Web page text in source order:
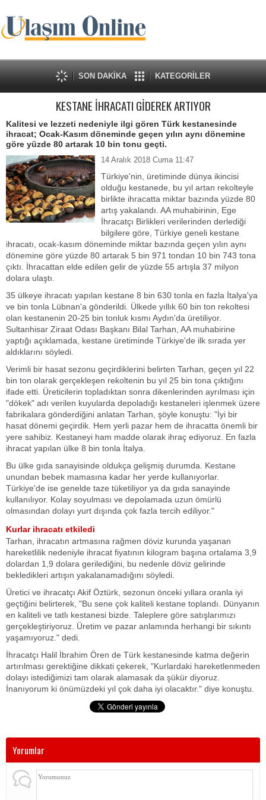
SON DAKİKA KATEGORİLER
KESTANE İHRACATI GİDEREK ARTIYOR
Kalitesi ve lezzeti nedeniyle ilgi gören Türk kestanesinde
ihracat; Ocak-Kasım döneminde geçen yılın aynı dönemine
göre yüzde 80 artarak 10 bin tonu geçti.
14 Aralık 2018 Cuma 11:47
Türkiye'nin, üretiminde dünya ikincisi
olduğu kestanede, bu yıl artan rekolteyle
birlikte ihracatta miktar bazında yüzde 80
artış yakalandı. AA muhabirinin, Ege
İhracatçı Birlikleri verilerinden derlediği
bilgilere göre, Türkiye geneli kestane
ihracatı, ocak-kasım döneminde miktar bazında geçen yılın aynı
dönemine göre yüzde 80 artarak 5 bin 971 tondan 10 bin 743 tona
çıktı. İhracattan elde edilen gelir de yüzde 55 artışla 37 milyon
dolara ulaştı.
35 ülkeye ihracatı yapılan kestane 8 bin 630 tonla en fazla İtalya'ya
ve bin tonla Lübnan'a gönderildi. Ülkede yıllık 60 bin ton rekoltesi
olan kestanenin 20-25 bin tonluk kısmı Aydın'da üretiliyor.
Sultanhisar Ziraat Odası Başkanı Bilal Tarhan, AA muhabirine
yaptığı açıklamada, kestane üretiminde Türkiye'de ilk sırada yer
aldıklarını söyledi.
Verimli bir hasat sezonu geçirdiklerini belirten Tarhan, geçen yıl 22
bin ton olarak gerçekleşen rekoltenin bu yıl 25 bin tona çıktığını
ifade etti. Üreticilerin topladıktan sonra dikenlerinden ayrılması için
"dökek" adı verilen kuyularda depoladığı kestaneleri işlenmek üzere
fabrikalara gönderdiğini anlatan Tarhan, şöyle konuştu: "İyi bir
hasat dönemi geçirdik. Hem yerli pazar hem de ihracatta önemli bir
yere sahibiz. Kestaneyi ham madde olarak ihraç ediyoruz. En fazla
ihracat yapılan ülke 8 bin tonla İtalya.
Bu ülke gıda sanayisinde oldukça gelişmiş durumda. Kestane
unundan bebek mamasına kadar her yerde kullanıyorlar.
Türkiye'de ise genelde taze tüketiliyor ya da gıda sanayinde
kullanılıyor. Kolay soyulması ve depolamada uzun ömürlü
olmasından dolayı yurt dışında çok fazla tercih ediliyor."
Kurlar ihracatı etkiledi
Tarhan, ihracatın artmasına rağmen döviz kurunda yaşanan
hareketlilik nedeniyle ihracat fiyatının kilogram başına ortalama 3,9
dolardan 1,9 dolara gerilediğini, bu nedenle döviz gelirinde
bekledikleri artışın yakalanamadığını söyledi.
Üretici ve ihracatçı Akif Öztürk, sezonun önceki yıllara oranla iyi
geçtiğini belirterek, "Bu sene çok kaliteli kestane toplandı. Dünyanın
en kaliteli ve tatlı kestanesi bizde. Taleplere göre satışlarımızı
gerçekleştiriyoruz. Üretim ve pazar anlamında herhangi bir sıkıntı
yaşamıyoruz." dedi.
İhracatçı Halil İbrahim Ören de Türk kestanesinde katma değerin
artırılması gerektiğine dikkati çekerek, "Kurlardaki hareketlenmeden
dolayı istediğimizi tam olarak alamasak da şükür diyoruz.
İnanıyorum ki önümüzdeki yıl çok daha iyi olacaktır." diye konuştu.
Yorumlar